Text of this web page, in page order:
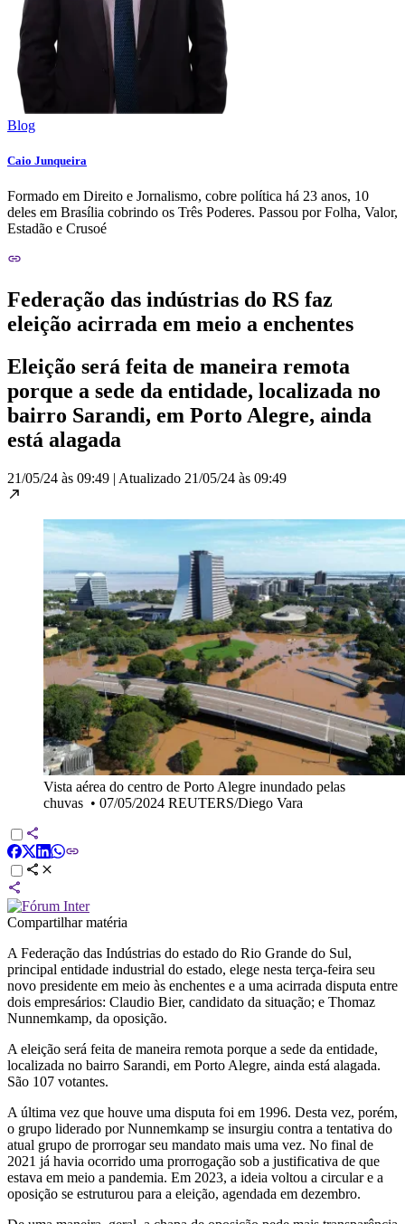
Blog
Caio Junqueira
Formado em Direito e Jornalismo, cobre política há 23 anos, 10
deles em Brasília cobrindo os Três Poderes. Passou por Folha, Valor,
Estadão e Crusoé
Federação das indústrias do RS faz
eleição acirrada em meio a enchentes
Eleição será feita de maneira remota
porque a sede da entidade, localizada no
bairro Sarandi, em Porto Alegre, ainda
está alagada
21/05/24 às 09:49 | Atualizado 21/05/24 às 09:49
Vista aérea do centro de Porto Alegre inundado pelas
chuvas • 07/05/2024 REUTERS/Diego Vara
Compartilhar matéria
A Federação das Indústrias do estado do Rio Grande do Sul,
principal entidade industrial do estado, elege nesta terça-feira seu
novo presidente em meio às enchentes e a uma acirrada disputa entre
dois empresários: Claudio Bier, candidato da situação; e Thomaz
Nunnemkamp, da oposição.
A eleição será feita de maneira remota porque a sede da entidade,
localizada no bairro Sarandi, em Porto Alegre, ainda está alagada.
São 107 votantes.
A última vez que houve uma disputa foi em 1996. Desta vez, porém,
o grupo liderado por Nunnemkamp se insurgiu contra a tentativa do
atual grupo de prorrogar seu mandato mais uma vez. No final de
2021 já havia ocorrido uma prorrogação sob a justificativa de que
estava em meio a pandemia. Em 2023, a ideia voltou a circular e a
oposição se estruturou para a eleição, agendada em dezembro.